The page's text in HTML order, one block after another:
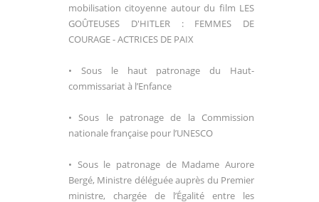
mobilisation citoyenne autour du film LES
GOÛTEUSES D'HITLER: FEMMES DE
COURAGE - ACTRICES DE PAIX
• Sous le haut patronage du Haut-
commissariat à l’Enfance
• Sous le patronage de la Commission
nationale française pour l’UNESCO
• Sous le patronage de Madame Aurore
Bergé, Ministre déléguée auprès du Premier
ministre, chargée de l’Égalité entre les